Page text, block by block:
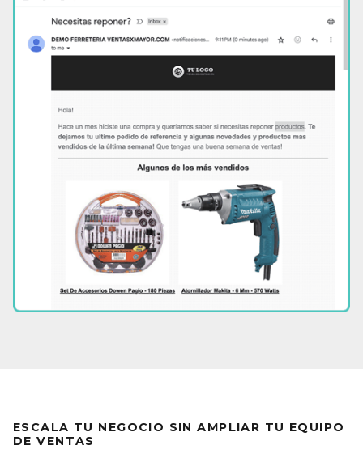
ESCALA TU NEGOCIO SIN AMPLIAR TU EQUIPO
DE VENTAS